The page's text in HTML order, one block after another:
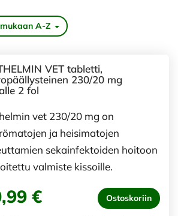
A-Z
VET tabletti,
230/20 mg
2 fol
vet 230/20 mg on
ja heisimatojen
sekainfektoiden hoitoon
valmiste kissoille.
€ Ostoskoriin